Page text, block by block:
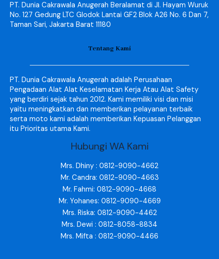
PT. Dunia Cakrawala Anugerah Beralamat di Jl. Hayam Wuruk
No. 127 Gedung LTC Glodok Lantai GF2 Blok A26 No. 6 Dan 7,
Taman Sari, Jakarta Barat 11180
Tentang Kami
PT. Dunia Cakrawala Anugerah adalah Perusahaan
Pengadaan Alat Alat Keselamatan Kerja Atau Alat Safety
yang berdiri sejak tahun 2012. Kami memiliki visi dan misi
yaitu meningkatkan dan memberikan pelayanan terbaik
serta moto kami adalah memberikan Kepuasan Pelanggan
itu Prioritas utama Kami.
Hubungi WA Kami
Mrs. Dhiny : 0812-9090-4662
Mr. Candra: 0812-9090-4663
Mr. Fahmi: 0812-9090-4668
Mr. Yohanes: 0812-9090-4669
Mrs. Riska: 0812-9090-4462
Mrs. Dewi : 0812-8058-8834
Mrs. Mifta : 0812-9090-4466